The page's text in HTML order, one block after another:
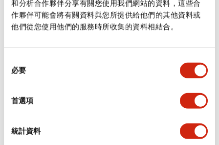
和分析合作夥伴分享有關您使用我們網站的資料，這些合
作夥伴可能會將有關資料與您所提供給他們的其他資料或
他們從您使用他們的服務時所收集的資料相結合。
必要
首選項
統計資料
審美規範
環境規範
功能規格